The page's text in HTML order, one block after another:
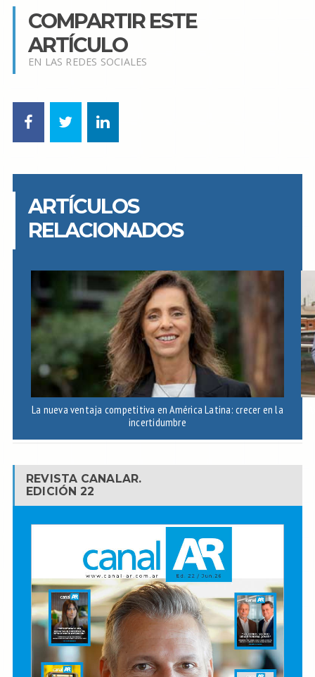
COMPARTIR ESTE
ARTÍCULO
EN LAS REDES SOCIALES
ARTÍCULOS
RELACIONADOS
La nueva ventaja competitiva en América Latina: crecer en la
incertidumbre
REVISTA CANALAR.
EDICIÓN 22